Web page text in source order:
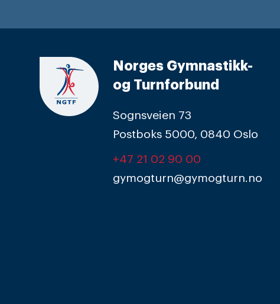
Norges Gymnastikk-
og Turnforbund
Sognsveien 73
Postboks 5000, 0840 Oslo
+47 21 02 90 00
gymogturn@gymogturn.no